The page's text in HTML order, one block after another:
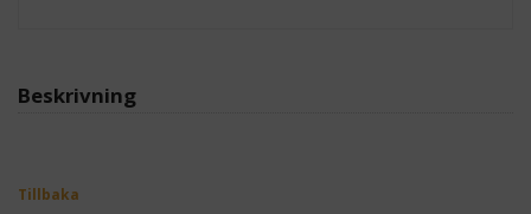
Beskrivning
Tillbaka